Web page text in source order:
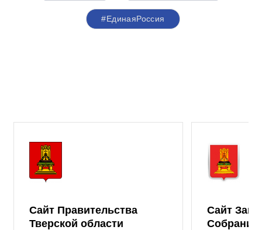
#ЕдинаяРоссия
Сайт Правительства
Тверской области
Сайт
Собрания